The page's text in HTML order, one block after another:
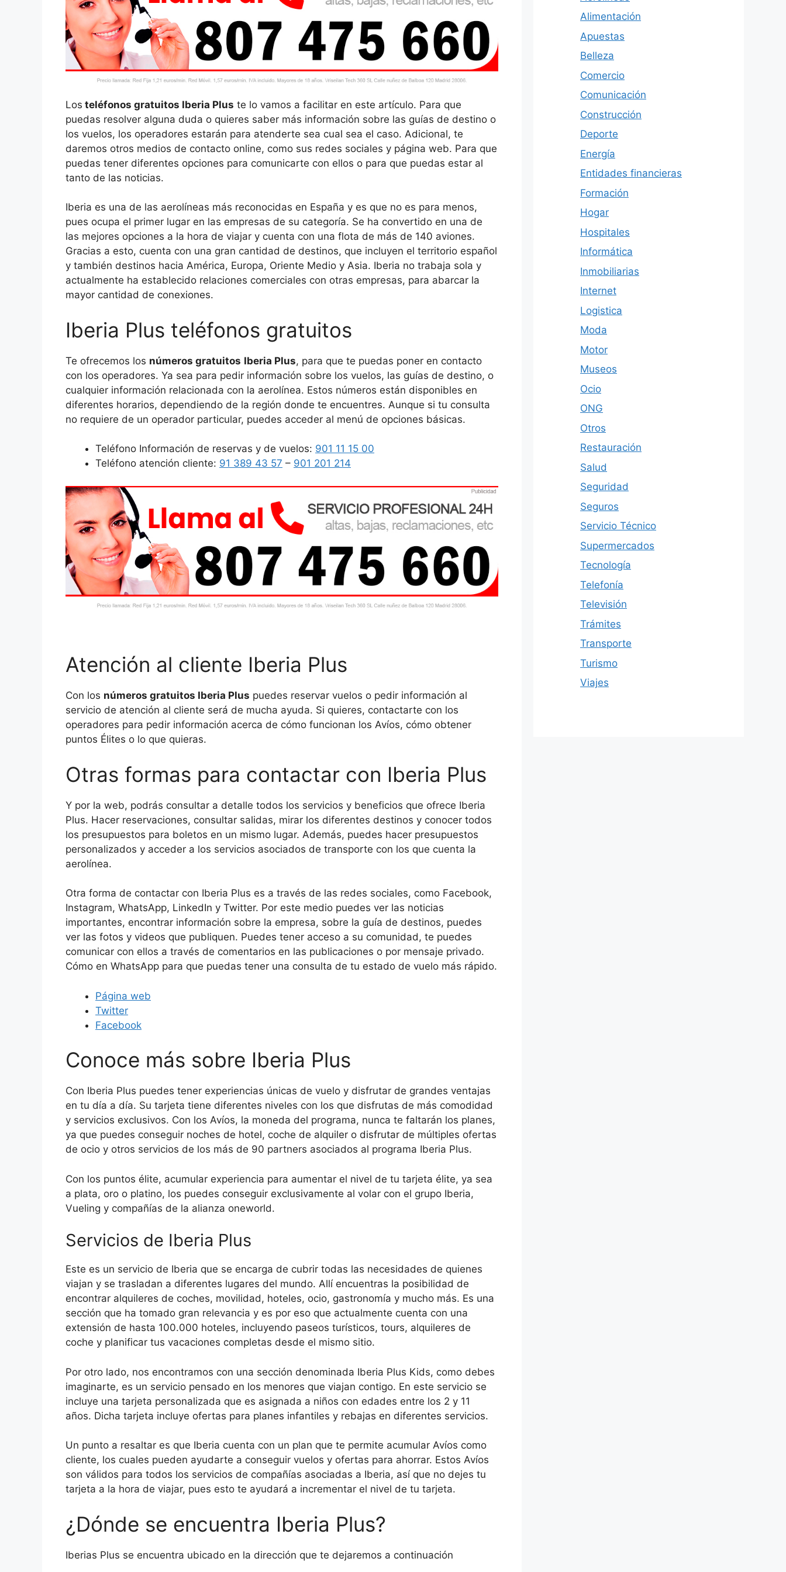
Los teléfonos gratuitos Iberia Plus te lo vamos a facilitar en este artículo. Para que
puedas resolver alguna duda o quieres saber más información sobre las guías de destino o
los vuelos, los operadores estarán para atenderte sea cual sea el caso. Adicional, te
daremos otros medios de contacto online, como sus redes sociales y página web. Para que
puedas tener diferentes opciones para comunicarte con ellos o para que puedas estar al
tanto de las noticias.
Iberia es una de las aerolíneas más reconocidas en España y es que no es para menos,
pues ocupa el primer lugar en las empresas de su categoría. Se ha convertido en una de
las mejores opciones a la hora de viajar y cuenta con una flota de más de 140 aviones.
Gracias a esto, cuenta con una gran cantidad de destinos, que incluyen el territorio español
y también destinos hacia América, Europa, Oriente Medio y Asia. Iberia no trabaja sola y
actualmente ha establecido relaciones comerciales con otras empresas, para abarcar la
mayor cantidad de conexiones.
Iberia Plus teléfonos gratuitos
Te ofrecemos los números gratuitos Iberia Plus, para que te puedas poner en contacto
con los operadores. Ya sea para pedir información sobre los vuelos, las guías de destino, o
cualquier información relacionada con la aerolínea. Estos números están disponibles en
diferentes horarios, dependiendo de la región donde te encuentres. Aunque si tu consulta
no requiere de un operador particular, puedes acceder al menú de opciones básicas.
Teléfono Información de reservas y de vuelos: 901 11 15 00
Teléfono atención cliente: 91 389 43 57 – 901 201 214
Atención al cliente Iberia Plus
Con los números gratuitos Iberia Plus puedes reservar vuelos o pedir información al
servicio de atención al cliente será de mucha ayuda. Si quieres, contactarte con los
operadores para pedir información acerca de cómo funcionan los Avíos, cómo obtener
puntos Élites o lo que quieras.
Otras formas para contactar con Iberia Plus
Y por la web, podrás consultar a detalle todos los servicios y beneficios que ofrece Iberia
Plus. Hacer reservaciones, consultar salidas, mirar los diferentes destinos y conocer todos
los presupuestos para boletos en un mismo lugar. Además, puedes hacer presupuestos
personalizados y acceder a los servicios asociados de transporte con los que cuenta la
aerolínea.
Otra forma de contactar con Iberia Plus es a través de las redes sociales, como Facebook,
Instagram, WhatsApp, LinkedIn y Twitter. Por este medio puedes ver las noticias
importantes, encontrar información sobre la empresa, sobre la guía de destinos, puedes
ver las fotos y videos que publiquen. Puedes tener acceso a su comunidad, te puedes
comunicar con ellos a través de comentarios en las publicaciones o por mensaje privado.
Cómo en WhatsApp para que puedas tener una consulta de tu estado de vuelo más rápido.
Página web
Twitter
Facebook
Conoce más sobre Iberia Plus
Con Iberia Plus puedes tener experiencias únicas de vuelo y disfrutar de grandes ventajas
en tu día a día. Su tarjeta tiene diferentes niveles con los que disfrutas de más comodidad
y servicios exclusivos. Con los Avíos, la moneda del programa, nunca te faltarán los planes,
ya que puedes conseguir noches de hotel, coche de alquiler o disfrutar de múltiples ofertas
de ocio y otros servicios de los más de 90 partners asociados al programa Iberia Plus.
Con los puntos élite, acumular experiencia para aumentar el nivel de tu tarjeta élite, ya sea
a plata, oro o platino, los puedes conseguir exclusivamente al volar con el grupo Iberia,
Vueling y compañías de la alianza oneworld.
Servicios de Iberia Plus
Este es un servicio de Iberia que se encarga de cubrir todas las necesidades de quienes
viajan y se trasladan a diferentes lugares del mundo. Allí encuentras la posibilidad de
encontrar alquileres de coches, movilidad, hoteles, ocio, gastronomía y mucho más. Es una
sección que ha tomado gran relevancia y es por eso que actualmente cuenta con una
extensión de hasta 100.000 hoteles, incluyendo paseos turísticos, tours, alquileres de
coche y planificar tus vacaciones completas desde el mismo sitio.
Por otro lado, nos encontramos con una sección denominada Iberia Plus Kids, como debes
imaginarte, es un servicio pensado en los menores que viajan contigo. En este servicio se
incluye una tarjeta personalizada que es asignada a niños con edades entre los 2 y 11
años. Dicha tarjeta incluye ofertas para planes infantiles y rebajas en diferentes servicios.
Un punto a resaltar es que Iberia cuenta con un plan que te permite acumular Avíos como
cliente, los cuales pueden ayudarte a conseguir vuelos y ofertas para ahorrar. Estos Avíos
son válidos para todos los servicios de compañías asociadas a Iberia, así que no dejes tu
tarjeta a la hora de viajar, pues esto te ayudará a incrementar el nivel de tu tarjeta.
¿Dónde se encuentra Iberia Plus?
Iberias Plus se encuentra ubicado en la dirección que te dejaremos a continuación
Alimentación
Apuestas
Belleza
Comercio
Comunicación
Construcción
Deporte
Energía
Entidades financieras
Formación
Hogar
Hospitales
Informática
Inmobiliarias
Internet
Logistica
Moda
Motor
Museos
Ocio
ONG
Otros
Restauración
Salud
Seguridad
Seguros
Servicio Técnico
Supermercados
Tecnología
Telefonía
Televisión
Trámites
Transporte
Turismo
Viajes